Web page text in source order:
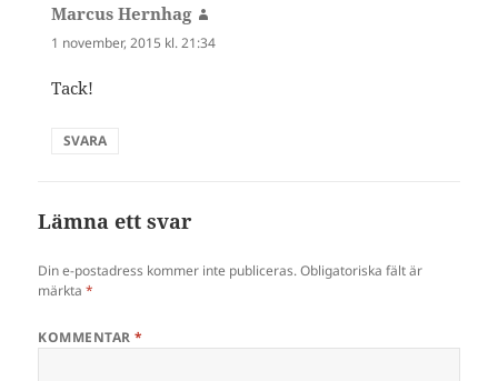
Marcus Hernhag
1 november, 2015 kl. 21:34
Tack!
SVARA
Lämna ett svar
Din e-postadress kommer inte publiceras. Obligatoriska fält är
märkta*
KOMMENTAR*